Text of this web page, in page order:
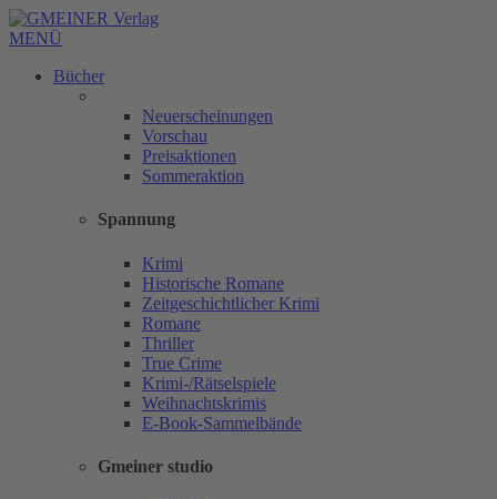
MENÜ
Bücher
Neuerscheinungen
Vorschau
Preisaktionen
Sommeraktion
Spannung
Krimi
Historische Romane
Zeitgeschichtlicher Krimi
Romane
Thriller
True Crime
Krimi-/Rätselspiele
Weihnachtskrimis
E-Book-Sammelbände
Gmeiner studio